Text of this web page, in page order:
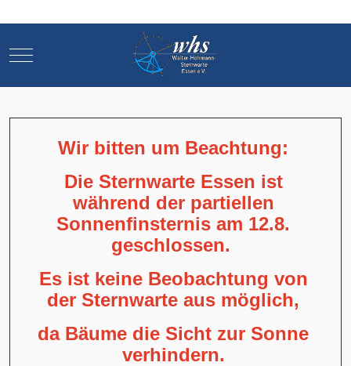
Mobile Menu Toggle
Wir bitten um Beachtung:
Die Sternwarte Essen ist
während der partiellen
Sonnenfinsternis am 12.8.
geschlossen.
Es ist keine Beobachtung von
der Sternwarte aus möglich,
da Bäume die Sicht zur Sonne
verhindern.